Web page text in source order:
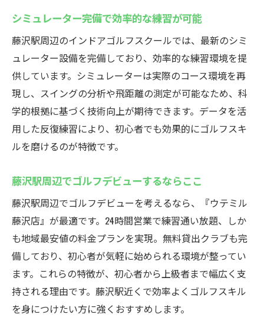
シミュレーター完備で効率的な練習が可能
藤沢駅周辺のインドアゴルフスクールでは、最新のシミ
ュレーター設備を完備しており、効率的な練習環境を提
供しています。シミュレーターは実際のコース環境を再
現し、スイングの分析や飛距離の測定が可能なため、科
学的根拠に基づく技術向上が期待できます。データを活
用した反復練習により、初心者でも効果的にゴルフスキ
ルを磨けるのが特徴です。
藤沢駅周辺でゴルフデビューするならここ
藤沢駅周辺でゴルフデビューを考えるなら、『ウテミル
藤沢店』が最適です。24時間営業で練習通い放題、しか
も地域最安値の料金プランを実現。無料貸出クラブも完
備しており、初心者が気軽に始められる環境が整ってい
ます。これらの特徴が、初心者から上級者まで幅広く支
持される理由です。藤沢駅近くで効率よくゴルフスキル
を身につけたい方に強くおすすめします。